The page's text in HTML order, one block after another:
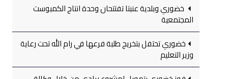
خضوري وبلدية عنبتا تفتتحان وحدة انتاج الكمبوست
المجتمعية
خضوري تحتفل بتخريج طلبة فرعها في رام الله تحت رعاية
وزير التعليم